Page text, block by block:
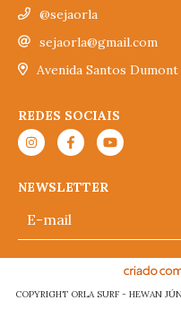
@sejaorla
sejaorla@gmail.com
Avenida Santos
REDES SOCIAIS
NEWSLETTER
COPYRIGHT ORLA SURF - HEWAN